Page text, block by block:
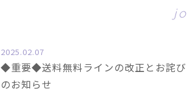
jo
2025.02.07
◆重要◆送料無料ラインの改正とお詫び
のお知らせ